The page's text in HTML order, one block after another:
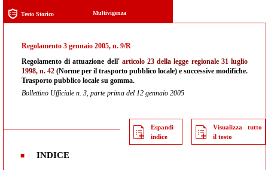
Testo Storico Multivigenza
Regolamento 3 gennaio 2005, n. 9/R
Regolamento di attuazione dell' articolo 23 della legge regionale 31 luglio
1998, n. 42 (Norme per il trasporto pubblico locale) e successive modifiche.
Trasporto pubblico locale su gomma.
Bollettino Ufficiale n. 3, parte prima del 12 gennaio 2005
Espandi
indice
Visualizza tutto
il testo
INDICE